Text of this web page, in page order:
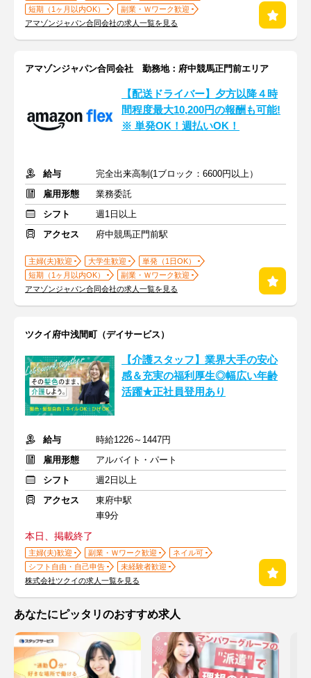
短期（1ヶ月以内OK）
副業・Ｗワーク歓迎
アマゾンジャパン合同会社の求人一覧を見る
アマゾンジャパン合同会社 勤務地：府中競馬正門前エリア
【配送ドライバー】夕方以降４時
間程度最大10,200円の報酬も可能!
※ 単発OK！週払いOK！
給与
完全出来高制(1ブロック：6600円以上）
雇用形態
業務委託
シフト
週1日以上
アクセス
府中競馬正門前駅
主婦(夫)歓迎 大学生歓迎
単発（1日OK）
短期（1ヶ月以内OK）
副業・Ｗワーク歓迎
アマゾンジャパン合同会社の求人一覧を見る
ツクイ府中浅間町（デイサービス）
【介護スタッフ】業界大手の安心
感＆充実の福利厚生◎幅広い年齢
活躍★正社員登用あり
給与
時給1226～1447円
雇用形態
アルバイト・パート
シフト
週2日以上
アクセス
東府中駅
車9分
本日、掲載終了
主婦(夫)歓迎 副業・Ｗワーク歓迎
ネイル可
シフト自由・自己申告
未経験者歓迎
株式会社ツクイの求人一覧を見る
あなたにピッタリのおすすめ求人